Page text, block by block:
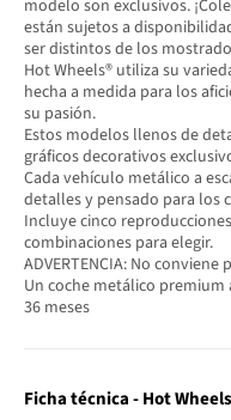
modelo son exclusivos.
están sujetos a
ser distintos de los
Hot Wheels® utiliza su
hecha a medida para los
su pasión.
Estos modelos llenos de
gráficos decorativos
Cada vehículo metálico a
detalles y pensado para los
Incluye cinco
combinaciones para elegir.
ADVERTENCIA: No
Un coche metálico premium
36 meses
Ficha técnica - Hot